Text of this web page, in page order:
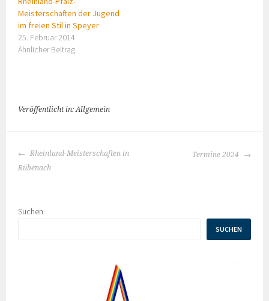
Meisterschaften der Jugend
im freien Stil in Speyer
25. Februar 2014
Ähnlicher Beitrag
Veröffentlicht in: Allgemein
BEITRAGS-
NAVIGATION
Rheinland-Meisterschaften in
Rübenach
Termine 2024
Suchen
SUCHEN